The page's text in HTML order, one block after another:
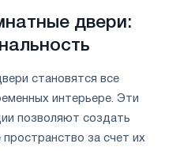
двери:
становятся все
интерьере. Эти
позволяют создать
за счет их